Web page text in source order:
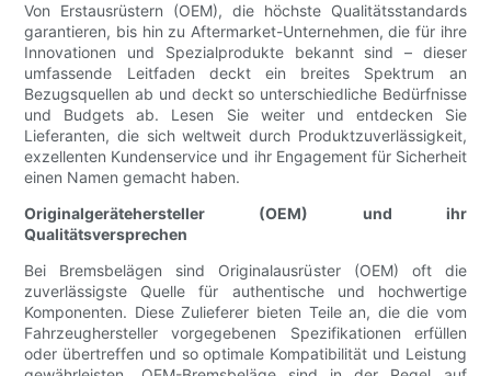
Von Erstausrüstern (OEM), die höchste Qualitätsstandards
garantieren, bis hin zu Aftermarket-Unternehmen, die für ihre
Innovationen und Spezialprodukte bekannt sind – dieser
umfassende Leitfaden deckt ein breites Spektrum an
Bezugsquellen ab und deckt so unterschiedliche Bedürfnisse
und Budgets ab. Lesen Sie weiter und entdecken Sie
Lieferanten, die sich weltweit durch Produktzuverlässigkeit,
exzellenten Kundenservice und ihr Engagement für Sicherheit
einen Namen gemacht haben.
Originalgerätehersteller (OEM) und ihr
Qualitätsversprechen
Bei Bremsbelägen sind Originalausrüster (OEM) oft die
zuverlässigste Quelle für authentische und hochwertige
Komponenten. Diese Zulieferer bieten Teile an, die die vom
Fahrzeughersteller vorgegebenen Spezifikationen erfüllen
oder übertreffen und so optimale Kompatibilität und Leistung